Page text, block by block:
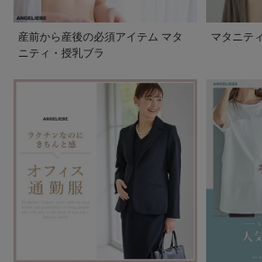
産前から産後の必須アイテム マタ
ニティ・授乳ブラ
マタニテ